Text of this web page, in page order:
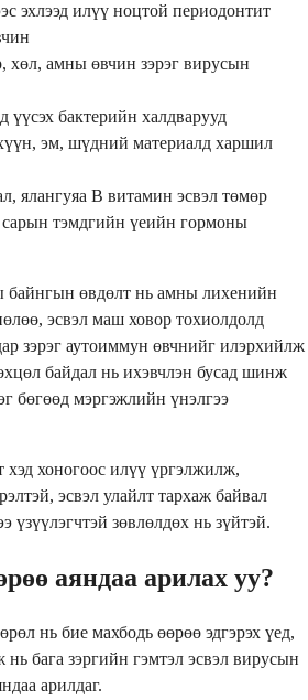
эхлээд илүү ноцтой периодонтит
хөл, амны өвчин зэрэг вирусын
бактерийн халдварууд
эм, шүдний материалд харшил
ялангуяа B витамин эсвэл төмөр
тэмдгийн үеийн гормоны
байнгын өвдөлт нь амны лихенийн
эсвэл маш ховор тохиолдолд
зэрэг аутоиммун өвчнийг илэрхийлж
байдал нь ихэвчлэн бусад шинж
бөгөөд мэргэжлийн үнэлгээ
хоногоос илүү үргэлжилж,
эсвэл улайлт тархаж байвал
үзүүлэгчтэй зөвлөлдөх нь зүйтэй.
аяндаа арилах уу?
нь бие махбодь өөрөө эдгэрэх үед,
нь бага зэргийн гэмтэл эсвэл вирусын
арилдаг.